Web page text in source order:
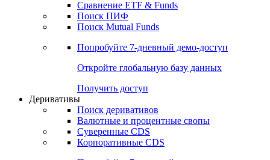
Сравнение ETF & Funds
Поиск ПИФ
Поиск Mutual Funds
Попробуйте 7-дневный демо-доступ
Откройте глобальную базу данных
Получить доступ
Деривативы
Поиск деривативов
Валютные и процентные свопы
Суверенные CDS
Корпоративные CDS